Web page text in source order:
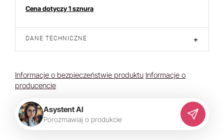
Cena dotyczy 1 sznura
DANE TECHNICZNE +
Informacje o bezpieczeństwie produktu Informacje o
producencie
Asystent AI
Porozmawiaj o produkcie